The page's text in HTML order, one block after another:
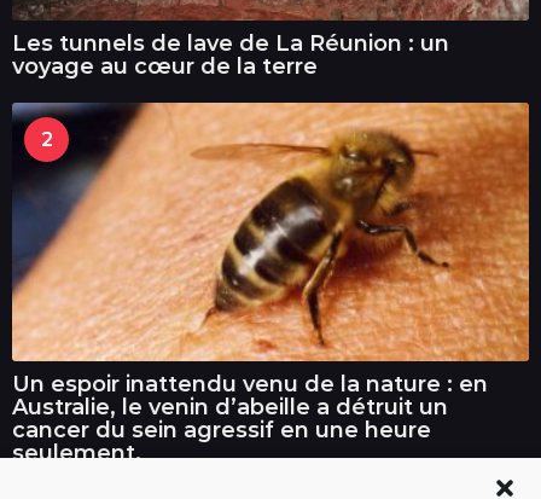
Les tunnels de lave de La Réunion : un
voyage au cœur de la terre
2
Un espoir inattendu venu de la nature : en
Australie, le venin d’abeille a détruit un
cancer du sein agressif en une heure
seulement.